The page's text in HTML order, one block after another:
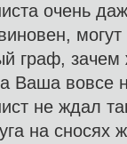
очень
граф, зачем
Ваша вовсе
не ждал
на сносях